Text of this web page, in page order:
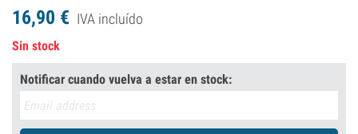
16,90 € IVA incluído
Sin stock
Notificar cuando vuelva a estar en stock: